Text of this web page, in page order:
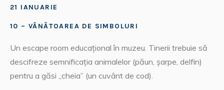
21 IANUARIE
10 – VÂNĂTOAREA DE SIMBOLURI
Un escape room educațional în muzeu. Tinerii trebuie să
descifreze semnificația animalelor (păun, șarpe, delfin)
pentru a găsi „cheia” (un cuvânt de cod).